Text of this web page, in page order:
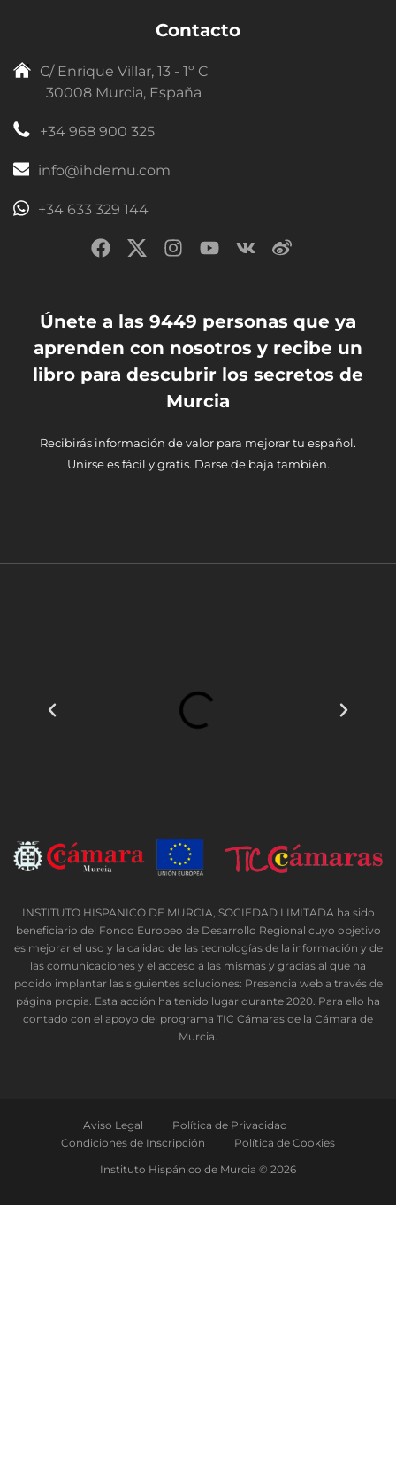
Contacto
C/ Enrique Villar, 13 - 1º C
30008 Murcia, España
+34 968 900 325
info@ihdemu.com
+34 633 329 144
Únete a las 9449 personas que ya
aprenden con nosotros y recibe un
libro para descubrir los secretos de
Murcia
Recibirás información de valor para mejorar tu español.
Unirse es fácil y gratis. Darse de baja también.
INSTITUTO HISPANICO DE MURCIA, SOCIEDAD LIMITADA ha sido
beneficiario del Fondo Europeo de Desarrollo Regional cuyo objetivo
es mejorar el uso y la calidad de las tecnologías de la información y de
las comunicaciones y el acceso a las mismas y gracias al que ha
podido implantar las siguientes soluciones: Presencia web a través de
página propia. Esta acción ha tenido lugar durante 2020. Para ello ha
contado con el apoyo del programa TIC Cámaras de la Cámara de
Murcia.
Aviso Legal
Política de Privacidad
Condiciones de Inscripción
Política de Cookies
Instituto Hispánico de Murcia © 2026